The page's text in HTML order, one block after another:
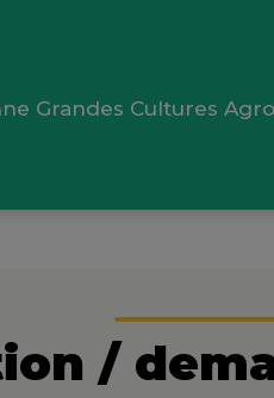
Grandes Cultures
/